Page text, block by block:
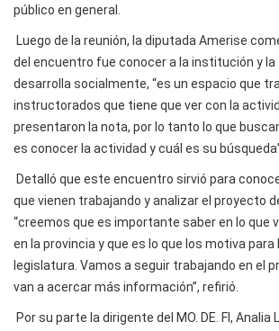
público en general.
Luego de la reunión, la diputada Amerise
del encuentro fue conocer a la institución y la
desarrolla socialmente, “es un espacio que
instructorados que tiene que ver con la
presentaron la nota, por lo tanto lo que
es conocer la actividad y cuál es su
Detalló que este encuentro sirvió para
que vienen trabajando y analizar el proyecto
“creemos que es importante saber en lo que
en la provincia y que es lo que los motiva para
legislatura. Vamos a seguir trabajando en el
van a acercar más información”, refirió.
Por su parte la dirigente del MO. DE. FI,